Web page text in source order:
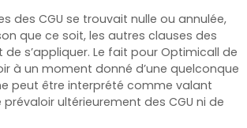
des CGU se trouvait nulle ou annulée,
que ce soit, les autres clauses des
de s’appliquer. Le fait pour Optimicall de
à un moment donné d’une quelconque
peut être interprété comme valant
ultérieurement des CGU ni de